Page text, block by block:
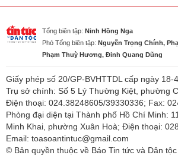
Tổng biên tập: Ninh Hồng Nga
Phó Tổng biên tập: Nguyễn Trọng Chính,
Phạm Thuỳ Hương, Đinh Quang Dũng
Giấy phép số 20/GP-BVHTTDL cấp ngày 18-
Trụ sở chính: Số 5 Lý Thường Kiệt, phường
Điện thoại: 024.38248605/39330336; Fax:
Phòng đại diện tại Thành phố Hồ Chí Minh:
Minh Khai, phường Xuân Hoà; Điện thoại:
Email: toasoantintuc@gmail.com
© Bản quyền thuộc về Báo Tin tức và Dân